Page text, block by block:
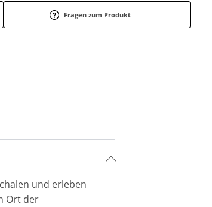
Fragen zum Produkt
und erleben
Ort der